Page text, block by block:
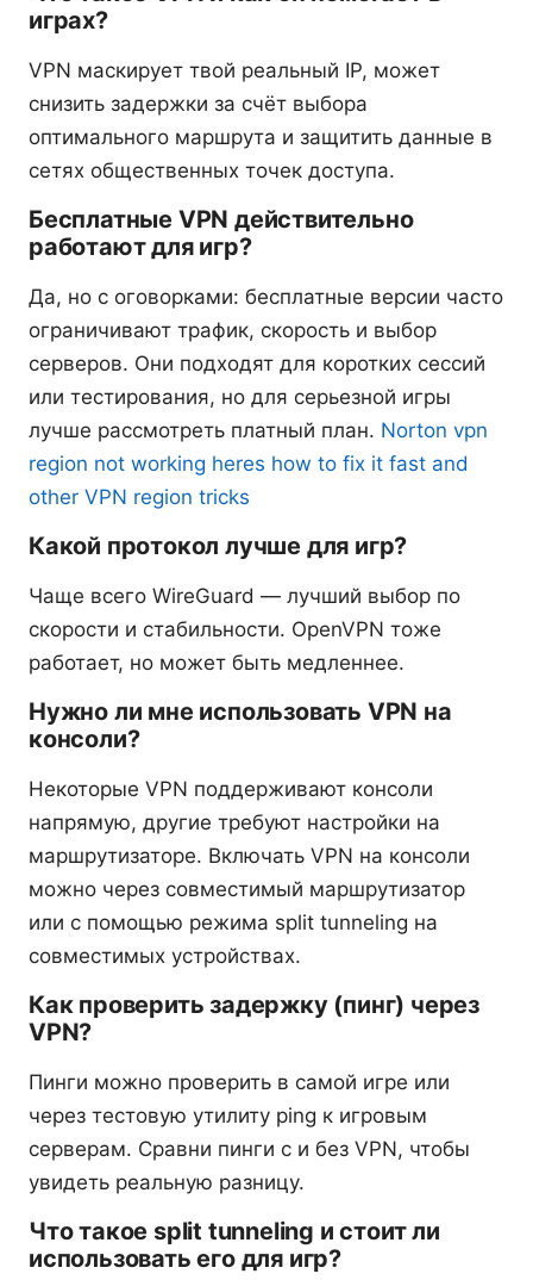
играх?
VPN маскирует твой реальный IP, может
снизить задержки за счёт выбора
оптимального маршрута и защитить данные в
сетях общественных точек доступа.
Бесплатные VPN действительно
работают для игр?
Да, но с оговорками: бесплатные версии часто
ограничивают трафик, скорость и выбор
серверов. Они подходят для коротких сессий
или тестирования, но для серьезной игры
лучше рассмотреть платный план. Norton vpn
region not working heres how to fix it fast and
other VPN region tricks
Какой протокол лучше для игр?
Чаще всего WireGuard — лучший выбор по
скорости и стабильности. OpenVPN тоже
работает, но может быть медленнее.
Нужно ли мне использовать VPN на
консоли?
Некоторые VPN поддерживают консоли
напрямую, другие требуют настройки на
маршрутизаторе. Включать VPN на консоли
можно через совместимый маршрутизатор
или с помощью режима split tunneling на
совместимых устройствах.
Как проверить задержку (пинг) через
VPN?
Пинги можно проверить в самой игре или
через тестовую утилиту ping к игровым
серверам. Сравни пинги с и без VPN, чтобы
увидеть реальную разницу.
Что такое split tunneling и стоит ли
использовать его для игр?